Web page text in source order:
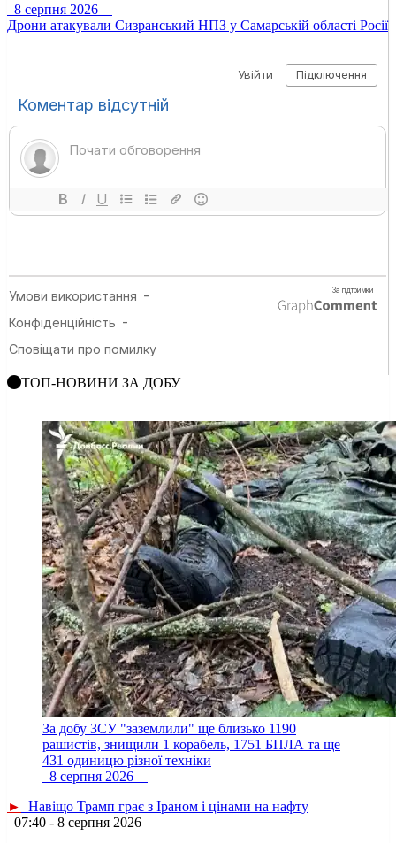
8 серпня 2026
Дрони атакували Сизранський НПЗ у Самарській області Росії
ТОП-НОВИНИ ЗА ДОБУ
За добу ЗСУ "заземлили" ще близько 1190
рашистів, знищили 1 корабель, 1751 БПЛА та ще
431 одиницю різної техніки
8 серпня 2026
►
Навіщо Трамп грає з Іраном і цінами на нафту
07:40 - 8 серпня 2026